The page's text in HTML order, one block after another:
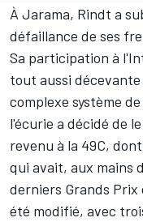
À Jarama, Rindt a
défaillance de ses
Sa participation à
tout aussi
complexe système
l'écurie a décidé de
revenu à la 49C,
qui avait, aux mains
derniers Grands
été modifié, avec